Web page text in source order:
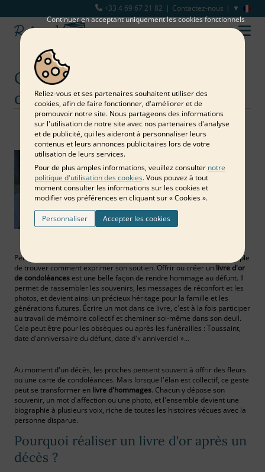
+33 4 69 67 21 82 Contactez-nous
Comment réaliser un livre d'or
de condoléances ?
Notre blog Deuil Comment réaliser un livre d'or de condoléances ?
Perdre un proche est une épreuve difficile et il n'est pas toujours simple
de trouver comment exprimer son soutien. Offrir ou créer un livre d'or
de condoléances est une belle façon de rendre hommage au défunt. Il
permet de rassembler les souvenirs, les messages de réconfort et les
photos, et devient ainsi un précieux héritage pour la famille et les
générations futures. Écrire un mot dans ce livre, c'est à la fois participer
au travail de mémoire collectif et cheminer soi-même dans son deuil.
Cela peut être pour les obsèques ou après les funérailles : Toussaint,
date d'anniversaire du défunt, date d'« anniverciel »…
Au moment d'un décès, les proches pensent souvent à offrir des fleurs
ou une carte de condoléances. Mais lorsque l'élan est collectif, ce geste
peut se transformer en livre d'hommages. Chacun y dépose son
souvenir, un mot d'affection ou une photo, et l'ensemble devient une
biographie à plusieurs voix, riche de toutes les histoires vécues avec la
personne disparue.
Pourquoi réaliser un livre d'or après un
décès ?
Continuer en acceptant uniquement les cookies fonctionnels
Reliez‑vous et ses partenaires souhaitent utiliser des
cookies, afin de faire fonctionner, d'améliorer et de
promouvoir notre site. Nous partageons des informations
sur l'utilisation de notre site avec nos partenaires d'analyse
et de publicité, qui les aideront à personnaliser leurs
contenus et leurs annonces publicitaires lors de votre
utilisation de leurs services.
Pour de plus amples informations, veuillez consulter notre
politique d'utilisation des cookies. Vous pouvez à tout
moment consulter les informations sur les cookies et
modifier vos préférences en cliquant sur « Cookies ».
Personnaliser Accepter les cookies